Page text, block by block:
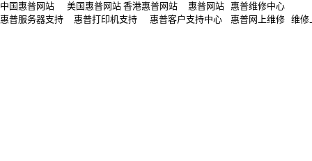
中国惠普网站 美国惠普网站 香港惠普网站 惠普网站 惠普维修中
惠普服务器支持 惠普打印机支持 惠普客户支持中心 惠普网上维修 维修